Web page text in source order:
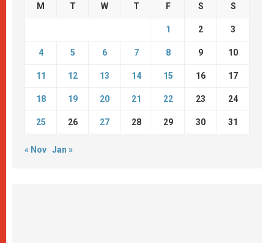
M T W T F S S
1 2 3
4 5 6 7 8 9 10
11 12 13 14 15 16 17
18 19 20 21 22 23 24
25 26 27 28 29 30 31
« Nov Jan »